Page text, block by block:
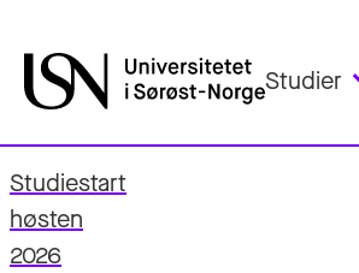
Studier
Studiestart
høsten
2026